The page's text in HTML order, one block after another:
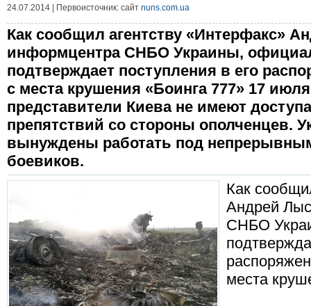
24.07.2014 | Первоисточник: сайт nuns.com.ua
Как сообщил агентству «Интерфакс»
информцентра СНБО Украины,
подтверждает поступления в его
с места крушения «Боинга 777» 17
представители Киева не имеют
препятствий со стороны ополченцев.
вынуждены работать под
боевиков.
Как
Андрей
СНБО
места